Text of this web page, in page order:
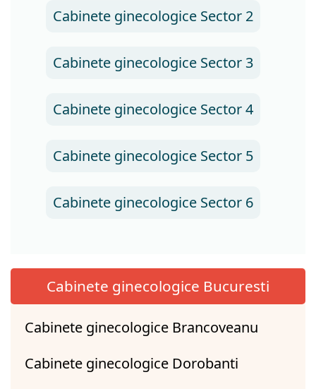
Cabinete ginecologice Sector 2
Cabinete ginecologice Sector 3
Cabinete ginecologice Sector 4
Cabinete ginecologice Sector 5
Cabinete ginecologice Sector 6
Cabinete ginecologice Bucuresti
Cabinete ginecologice Brancoveanu
Cabinete ginecologice Dorobanti